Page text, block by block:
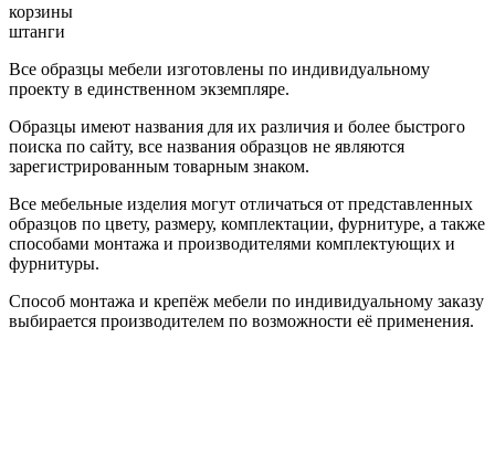
корзины
штанги
Все образцы мебели изготовлены по индивидуальному
проекту в единственном экземпляре.
Образцы имеют названия для их различия и более быстрого
поиска по сайту, все названия образцов не являются
зарегистрированным товарным знаком.
Все мебельные изделия могут отличаться от представленных
образцов по цвету, размеру, комплектации, фурнитуре, а также
способами монтажа и производителями комплектующих и
фурнитуры.
Способ монтажа и крепёж мебели по индивидуальному заказу
выбирается производителем по возможности её применения.